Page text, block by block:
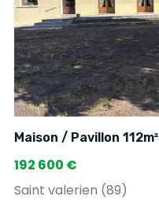
Maison / Pavillon 112m²
192 600 €
Saint valerien (89)